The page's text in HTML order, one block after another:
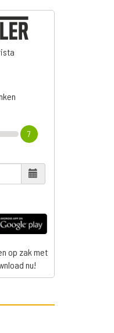
7
op zak met
nu!